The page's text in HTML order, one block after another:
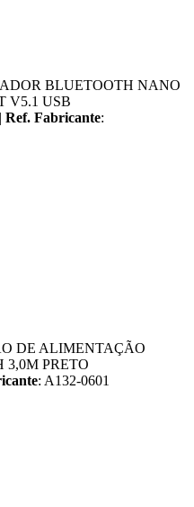
BLUETOOTH NANO
V5.1 USB
Ref. Fabricante:
DE ALIMENTAÇÃO
3,0M PRETO
: A132-0601